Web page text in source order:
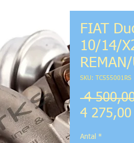
FIAT
10/14/
SKU: TC555001RS
4
4
Antal *